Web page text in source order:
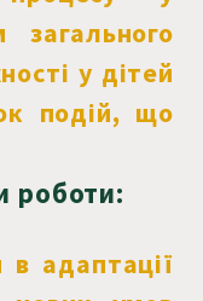
загального
у дітей
подій, що
роботи:
адаптації